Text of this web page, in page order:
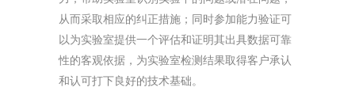
从而采取相应的纠正措施；同时参加能力验证可
以为实验室提供一个评估和证明其出具数据可靠
性的客观依据，为实验室检测结果取得客户承认
和认可打下良好的技术基础。